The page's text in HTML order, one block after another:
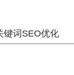
键词SEO优化